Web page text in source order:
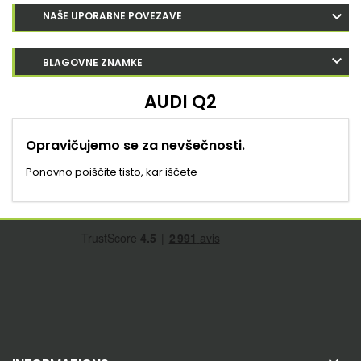
NAŠE UPORABNE POVEZAVE
BLAGOVNE ZNAMKE
AUDI Q2
Opravičujemo se za nevšečnosti.
Ponovno poiščite tisto, kar iščete